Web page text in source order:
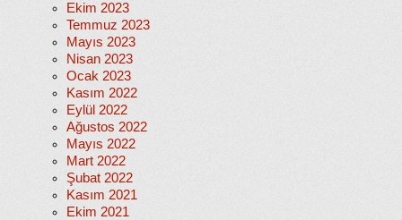
Ekim 2023
Temmuz 2023
Mayıs 2023
Nisan 2023
Ocak 2023
Kasım 2022
Eylül 2022
Ağustos 2022
Mayıs 2022
Mart 2022
Şubat 2022
Kasım 2021
Ekim 2021